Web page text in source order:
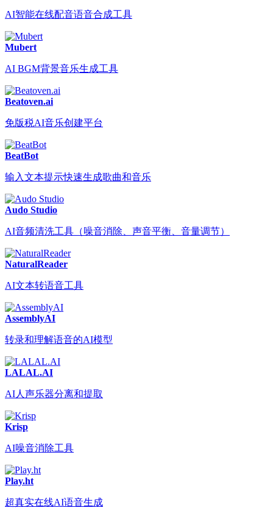
AI智能在线配音语音合成工具
Mubert
AI BGM背景音乐生成工具
Beatoven.ai
免版税AI音乐创建平台
BeatBot
输入文本提示快速生成歌曲和音乐
Audo Studio
AI音频清洗工具（噪音消除、声音平衡、音量调节）
NaturalReader
AI文本转语音工具
AssemblyAI
转录和理解语音的AI模型
LALAL.AI
AI人声乐器分离和提取
Krisp
AI噪音消除工具
Play.ht
超真实在线AI语音生成